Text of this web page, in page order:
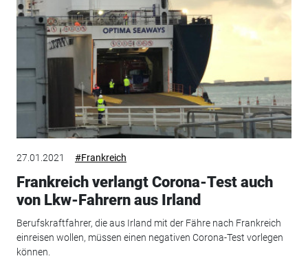
27.01.2021 #Frankreich
Frankreich verlangt Corona-Test auch
von Lkw-Fahrern aus Irland
Berufskraftfahrer, die aus Irland mit der Fähre nach Frankreich
einreisen wollen, müssen einen negativen Corona-Test vorlegen
können.